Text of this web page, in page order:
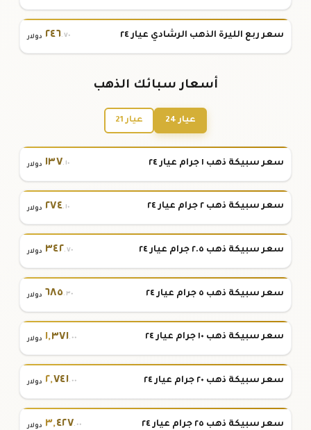
سعر ربع الليرة الذهب الرشادي عيار ٢٤ ٢٤٦.٧٠ دولار
أسعار سبائك الذهب
عيار 24 عيار 21
سعر سبيكة ذهب ١ جرام عيار ٢٤ ١٣٧.١٠ دولار
سعر سبيكة ذهب ٢ جرام عيار ٢٤ ٢٧٤.١٠ دولار
سعر سبيكة ذهب ٢.٥ جرام عيار ٢٤ ٣٤٢.٧٠ دولار
سعر سبيكة ذهب ٥ جرام عيار ٢٤ ٦٨٥.٣٠ دولار
سعر سبيكة ذهب ١٠ جرام عيار ٢٤ ١,٣٧١.٠٠ دولار
سعر سبيكة ذهب ٢٠ جرام عيار ٢٤ ٢,٧٤١.٠٠ دولار
سعر سبيكة ذهب ٢٥ جرام عيار ٢٤ ٣,٤٢٧.٠٠ دولار